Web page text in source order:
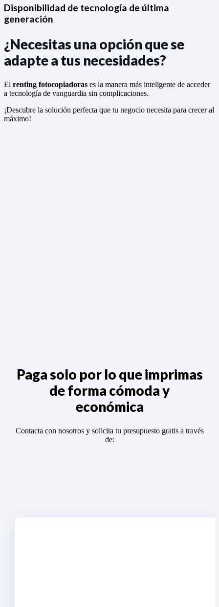
Disponibilidad de tecnología de última
generación
¿Necesitas una opción que se
adapte a tus necesidades?
El renting fotocopiadoras es la manera más inteligente de acceder
a tecnología de vanguardia sin complicaciones.
¡Descubre la solución perfecta que tu negocio necesita para crecer al
máximo!
Paga solo por lo que imprimas
de forma cómoda y
económica
Contacta con nosotros y solicita tu presupuesto gratis a través
de: